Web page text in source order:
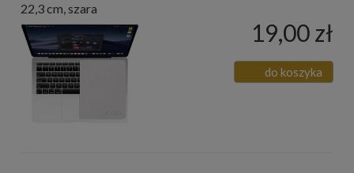
22,3 cm, szara
19,00 zł
do koszyka